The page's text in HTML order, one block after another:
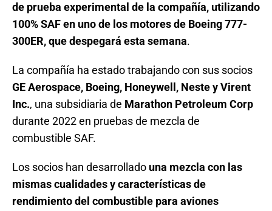
de prueba experimental de la compañía, utilizando
100% SAF en uno de los motores de Boeing 777-
300ER, que despegará esta semana.
La compañía ha estado trabajando con sus socios
GE Aerospace, Boeing, Honeywell, Neste y Virent
Inc., una subsidiaria de Marathon Petroleum Corp
durante 2022 en pruebas de mezcla de
combustible SAF.
Los socios han desarrollado una mezcla con las
mismas cualidades y características de
rendimiento del combustible para aviones